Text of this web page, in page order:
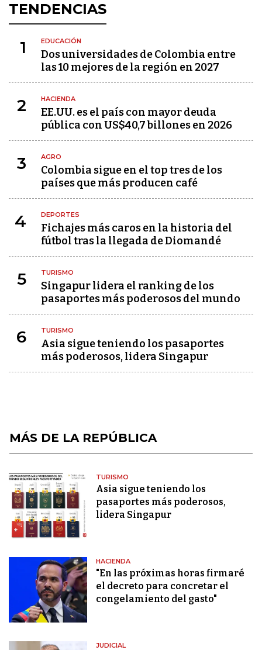
TENDENCIAS
1 EDUCACIÓN
Dos universidades de Colombia entre
las 10 mejores de la región en 2027
2 HACIENDA
EE.UU. es el país con mayor deuda
pública con US$40,7 billones en 2026
3 AGRO
Colombia sigue en el top tres de los
países que más producen café
4 DEPORTES
Fichajes más caros en la historia del
fútbol tras la llegada de Diomandé
5 TURISMO
Singapur lidera el ranking de los
pasaportes más poderosos del mundo
6 TURISMO
Asia sigue teniendo los pasaportes
más poderosos, lidera Singapur
MÁS DE LA REPÚBLICA
TURISMO
Asia sigue teniendo los
pasaportes más poderosos,
lidera Singapur
HACIENDA
"En las próximas horas firmaré
el decreto para concretar el
congelamiento del gasto"
JUDICIAL